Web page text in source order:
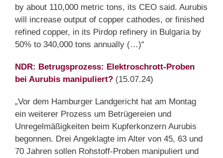
by about 110,000 metric tons, its CEO said. Aurubis
will increase output of copper cathodes, or finished
refined copper, in its Pirdop refinery in Bulgaria by
50% to 340,000 tons annually (…)“
NDR: Betrugsprozess: Elektroschrott-Proben
bei Aurubis manipuliert? (15.07.24)
„Vor dem Hamburger Landgericht hat am Montag
ein weiterer Prozess um Betrügereien und
Unregelmäßigkeiten beim Kupferkonzern Aurubis
begonnen. Drei Angeklagte im Alter von 45, 63 und
70 Jahren sollen Rohstoff-Proben manipuliert und